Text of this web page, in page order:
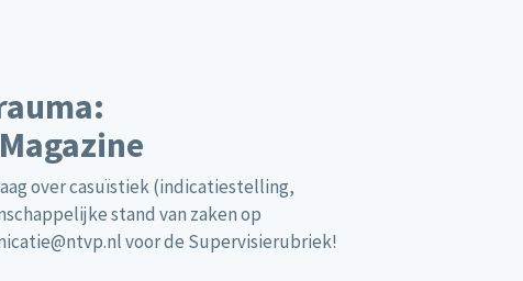
over casuïstiek (indicatiestelling,
stand van zaken op
voor de Supervisierubriek!